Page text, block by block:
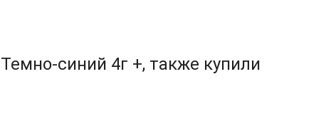
синий 4г +, также купили